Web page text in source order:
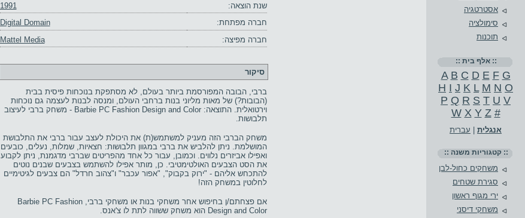
שנת הוצאה:
1991
חברה מפתחת:
Digital Domain
חברה מפיצה:
Mattel Media
סיקור
ברבי, הבובה המפורסמת ביותר בעולם, לא מסתפקת בנוכחות פיסית בבית
(הבובות?) של מאות מליוני בנות ברחבי העולם, ומנסה לבנות לעצמה גם נוכחות
וירטואלית. התוצאה: Barbie PC Fashion Design and Color - משחק ברבי לעיצוב
תלבושות.
משחק הברבי הזה מעניק למשתמש(ת) את היכולת לעצב עבור ברבי את התלבושת
המושלמת. ניתן להלביש את ברבי במגוון תלבושות: חצאיות, שמלות, נעלים, כובעים
ואפילו אביזרים נלווים. וכמובן, עבור כל אחד מהפריטים שברבי מדגמנת, ניתן לקבוע
את הסט הצבעים האולטימטיבי. כן, מותר אפילו להשתמש בצבעים שבנים נוטים
להתכחש אליהם - "ירוק בקבוק", "אפור עכבר" ו"צהוב חרדל" הם צבעים לגיטימיים
לחלוטין במשחק הזה!
אם פצחתם/ן בחיפוש אחר משחקי בנות או משחקי ברבי, Barbie PC Fashion
Design and Color הוא משחק ששווה לתת לו צ'אנס.
אסטרטגיה
סימולציה
תוכנות
:: אלף בית ::
A B C D E F G
H I J K L M N O
P Q R S T U V
W X Y Z #
אנגלית עברית
:: קטגוריות משנה ::
משחקים כחול-לבן
סגירת שטחים
ירי מגוף ראשון
משחקי דיסני